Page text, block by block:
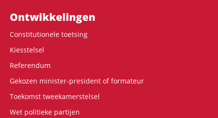
Ontwikke­lingen
Constitutionele toetsing
Kiesstelsel
Referendum
Gekozen minister-president of formateur
Toekomst tweekamerstelsel
Wet politieke partijen